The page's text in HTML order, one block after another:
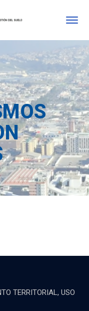
TERRITORIAL, USO